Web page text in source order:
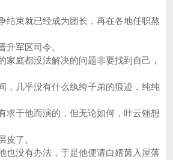
结束就已经成为团长，再在各地任职熬
升军区司令。
庭都没法解决的问题非要找到自己，
，几乎没有什么纨绔子弟的痕迹，纯纯
求于他而演的，但无论如何，叶云翎想
皮了。
没有办法，于是他便请白婧茵入屋落